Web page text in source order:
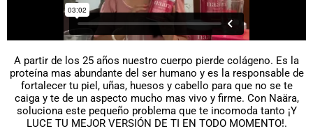
A partir de los 25 años nuestro cuerpo pierde colágeno. Es la
proteína mas abundante del ser humano y es la responsable de
fortalecer tu piel, uñas, huesos y cabello para que no se te
caiga y te de un aspecto mucho mas vivo y firme. Con Naära,
soluciona este pequeño problema que te incomoda tanto ¡Y
LUCE TU MEJOR VERSIÓN DE TI EN TODO MOMENTO!.